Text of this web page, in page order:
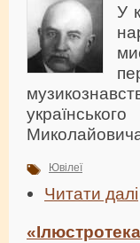
У
Ювілеї
Читати далі